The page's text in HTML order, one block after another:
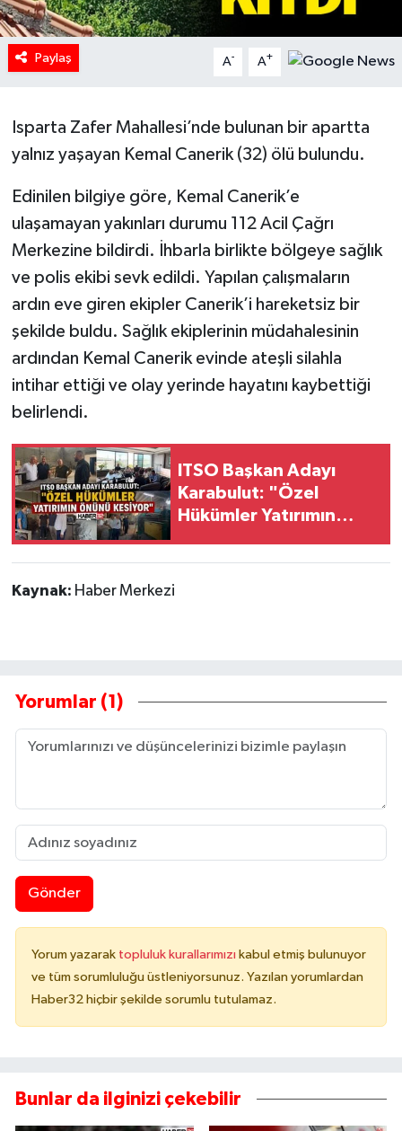
Paylaş A- A+
Isparta Zafer Mahallesi’nde bulunan bir apartta
yalnız yaşayan Kemal Canerik (32) ölü bulundu.
Edinilen bilgiye göre, Kemal Canerik’e
ulaşamayan yakınları durumu 112 Acil Çağrı
Merkezine bildirdi. İhbarla birlikte bölgeye sağlık
ve polis ekibi sevk edildi. Yapılan çalışmaların
ardın eve giren ekipler Canerik’i hareketsiz bir
şekilde buldu. Sağlık ekiplerinin müdahalesinin
ardından Kemal Canerik evinde ateşli silahla
intihar ettiği ve olay yerinde hayatını kaybettiği
belirlendi.
ITSO Başkan Adayı
Karabulut: "Özel
Hükümler Yatırımın
Kaynak: Haber Merkezi
Yorumlar (1)
Gönder
Yorum yazarak topluluk kurallarımızı kabul etmiş bulunuyor
ve tüm sorumluluğu üstleniyorsunuz. Yazılan yorumlardan
Haber32 hiçbir şekilde sorumlu tutulamaz.
Bunlar da ilginizi çekebilir
KÜLTÜR SANAT
MAGAZİN
POLİTİKA
RESMİ İLANLAR
SAĞLIK
Tarihi Yapılarımız
Teknoloji
Yerel
İletişim
Künye